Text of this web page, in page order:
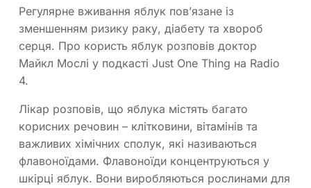
Регулярне вживання яблук пов’язане із
зменшенням ризику раку, діабету та хвороб
серця. Про користь яблук розповів доктор
Майкл Мослі у подкасті Just One Thing на Radio
4.
Лікар розповів, що яблука містять багато
корисних речовин – клітковини, вітамінів та
важливих хімічних сполук, які називаються
флавоноїдами. Флавоноїди концентруються у
шкірці яблук. Вони виробляються рослинами для